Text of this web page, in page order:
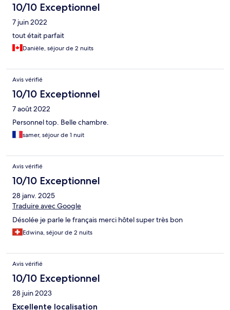
10/10 Exceptionnel
7 juin 2022
tout était parfait
Danièle, séjour de 2 nuits
Avis vérifié
10/10 Exceptionnel
7 août 2022
Personnel top. Belle chambre.
samer, séjour de 1 nuit
Avis vérifié
10/10 Exceptionnel
28 janv. 2025
Traduire avec Google
Désolée je parle le français merci hôtel super très bon
Edwina, séjour de 2 nuits
Avis vérifié
10/10 Exceptionnel
28 juin 2023
Excellente localisation